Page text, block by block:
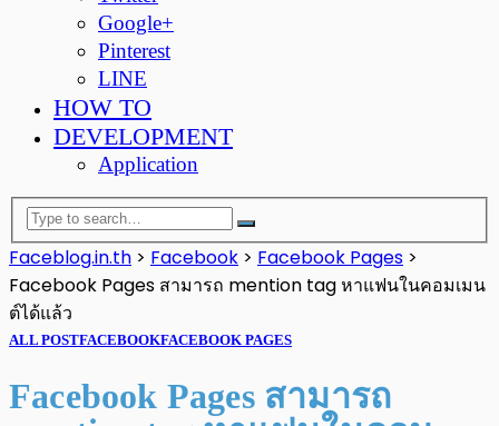
Google+
Pinterest
LINE
HOW TO
DEVELOPMENT
Application
Faceblog.in.th > Facebook > Facebook Pages >
Facebook Pages สามารถ mention tag หาแฟนในคอมเมน
ต์ได้แล้ว
ALL POSTFACEBOOKFACEBOOK PAGES
Facebook Pages สามารถ